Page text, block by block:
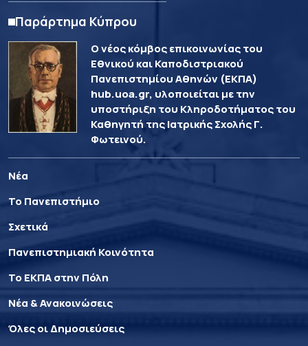
Παράρτημα Κύπρου
Ο νέος κόμβος επικοινωνίας του
Εθνικού και Καποδιστριακού
Πανεπιστημίου Αθηνών (ΕΚΠΑ)
hub.uoa.gr, υλοποιείται με την
υποστήριξη του Κληροδοτήματος του
Καθηγητή της Ιατρικής Σχολής Γ.
Φωτεινού.
Νέα
Το Πανεπιστήμιο
Σχετικά
Πανεπιστημιακή Κοινότητα
Το ΕΚΠΑ στην Πόλη
Νέα & Ανακοινώσεις
Όλες οι Δημοσιεύσεις